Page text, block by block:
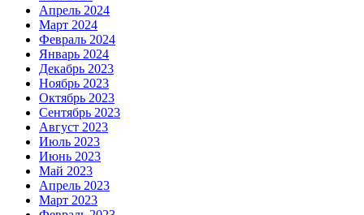
Апрель 2024
Март 2024
Февраль 2024
Январь 2024
Декабрь 2023
Ноябрь 2023
Октябрь 2023
Сентябрь 2023
Август 2023
Июль 2023
Июнь 2023
Май 2023
Апрель 2023
Март 2023